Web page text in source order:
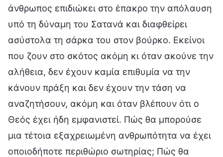
άνθρωπος επιδιώκει στο έπακρο την απόλαυση
υπό τη δύναμη του Σατανά και διαφθείρει
ασύστολα τη σάρκα του στον βούρκο. Εκείνοι
που ζουν στο σκότος ακόμη κι όταν ακούνε την
αλήθεια, δεν έχουν καμία επιθυμία να την
κάνουν πράξη και δεν έχουν την τάση να
αναζητήσουν, ακόμη και όταν βλέπουν ότι ο
Θεός έχει ήδη εμφανιστεί. Πώς θα μπορούσε
μια τέτοια εξαχρειωμένη ανθρωπότητα να έχει
οποιοδήποτε περιθώριο σωτηρίας; Πώς θα